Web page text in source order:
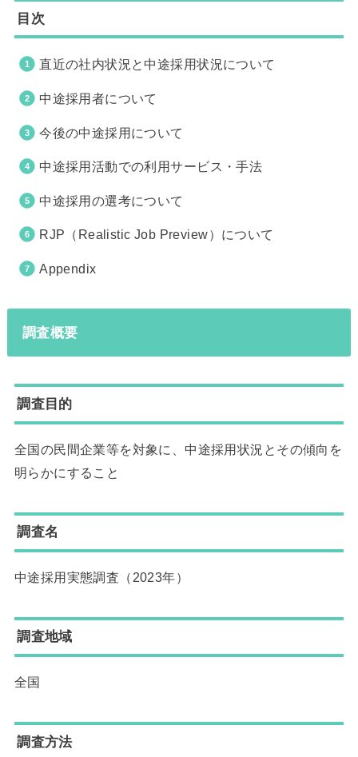
目次
直近の社内状況と中途採用状況について
中途採用者について
今後の中途採用について
中途採用活動での利用サービス・手法
中途採用の選考について
RJP（Realistic Job Preview）について
Appendix
調査概要
調査目的
全国の民間企業等を対象に、中途採用状況とその傾向を
明らかにすること
調査名
中途採用実態調査（2023年）
調査地域
全国
調査方法